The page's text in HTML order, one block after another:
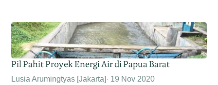
Pil Pahit Proyek Energi Air di Papua Barat
Lusia Arumingtyas [Jakarta] 19 Nov 2020